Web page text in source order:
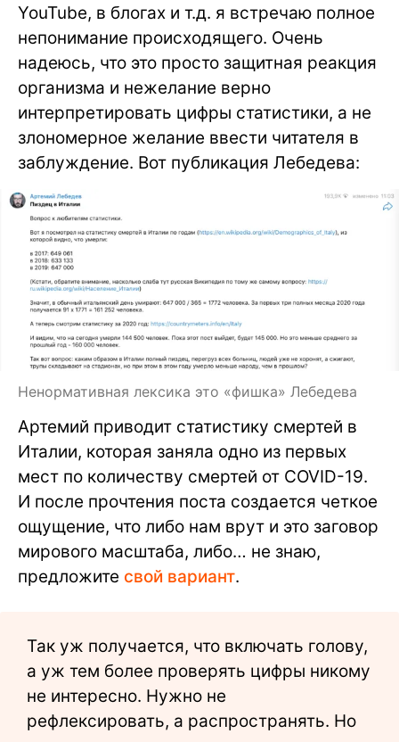
YouTube, в блогах и т.д. я встречаю полное
непонимание происходящего. Очень
надеюсь, что это просто защитная реакция
организма и нежелание верно
интерпретировать цифры статистики, а не
злономерное желание ввести читателя в
заблуждение. Вот публикация Лебедева:
Ненормативная лексика это «фишка» Лебедева
Артемий приводит статистику смертей в
Италии, которая заняла одно из первых
мест по количеству смертей от COVID-19.
И после прочтения поста создается четкое
ощущение, что либо нам врут и это заговор
мирового масштаба, либо… не знаю,
предложите свой вариант.
Так уж получается, что включать голову,
а уж тем более проверять цифры никому
не интересно. Нужно не
рефлексировать, а распространять. Но